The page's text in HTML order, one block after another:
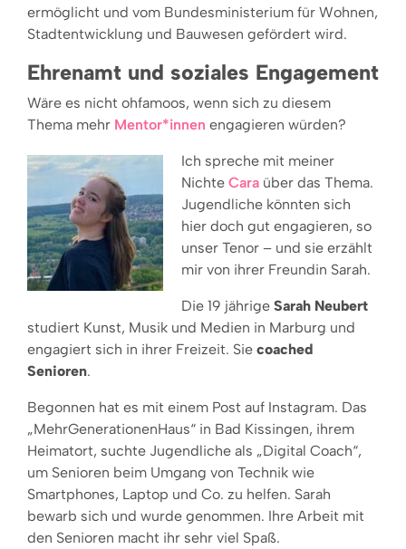
ermöglicht und vom Bundesministerium für Wohnen,
Stadtentwicklung und Bauwesen gefördert wird.
Ehrenamt und soziales Engagement
Wäre es nicht ohfamoos, wenn sich zu diesem
Thema mehr Mentor*innen engagieren würden?
Ich spreche mit meiner
Nichte Cara über das Thema.
Jugendliche könnten sich
hier doch gut engagieren, so
unser Tenor – und sie erzählt
mir von ihrer Freundin Sarah.
Die 19 jährige Sarah Neubert
studiert Kunst, Musik und Medien in Marburg und
engagiert sich in ihrer Freizeit. Sie coached
Senioren.
Begonnen hat es mit einem Post auf Instagram. Das
„MehrGenerationenHaus“ in Bad Kissingen, ihrem
Heimatort, suchte Jugendliche als „Digital Coach“,
um Senioren beim Umgang von Technik wie
Smartphones, Laptop und Co. zu helfen. Sarah
bewarb sich und wurde genommen. Ihre Arbeit mit
den Senioren macht ihr sehr viel Spaß.